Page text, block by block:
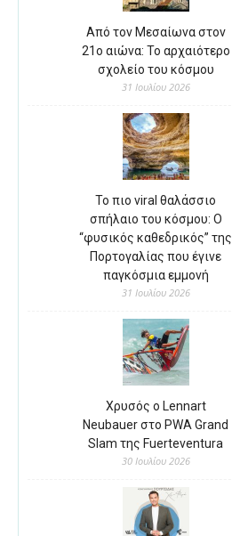
Από τον Μεσαίωνα στον
21ο αιώνα: Το αρχαιότερο
σχολείο του κόσμου
31 Ιουλίου 2026
Το πιο viral θαλάσσιο
σπήλαιο του κόσμου: Ο
“φυσικός καθεδρικός” της
Πορτογαλίας που έγινε
παγκόσμια εμμονή
31 Ιουλίου 2026
Χρυσός ο Lennart
Neubauer στο PWA Grand
Slam της Fuerteventura
30 Ιουλίου 2026